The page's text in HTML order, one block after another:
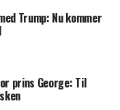
Trump: Nu kommer
prins George: Til